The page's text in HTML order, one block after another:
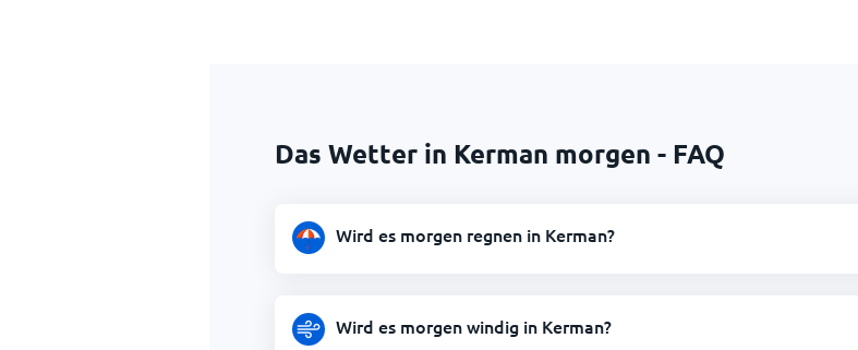
Das Wetter in Kerman morgen - FAQ
Wird es morgen regnen in Kerman?
Wird es morgen windig in Kerman?